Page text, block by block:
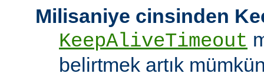
Milisaniye cinsinden
KeepAliveTimeout
belirtmek artık